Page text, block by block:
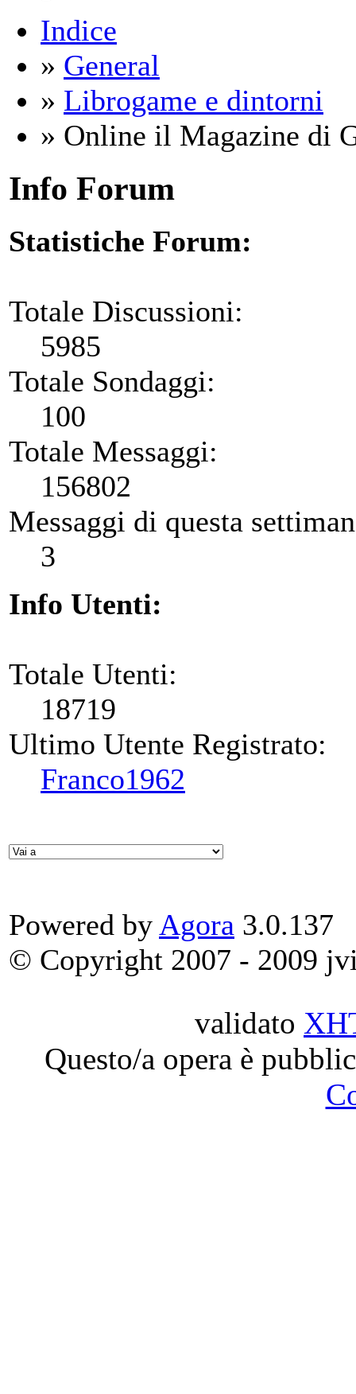
Indice
» General
» Librogame e dintorni
» Online il Magazine di
Info Forum
Statistiche Forum:
Totale Discussioni:
5985
Totale Sondaggi:
100
Totale Messaggi:
156802
Messaggi di questa
3
Info Utenti:
Totale Utenti:
18719
Ultimo Utente Registrato:
Franco1962
Powered by Agora 3.0.137
© Copyright 2007 - 2009
validato
Questo/a opera è